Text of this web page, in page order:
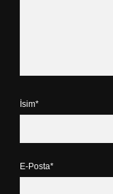
İsim*
E-Posta*